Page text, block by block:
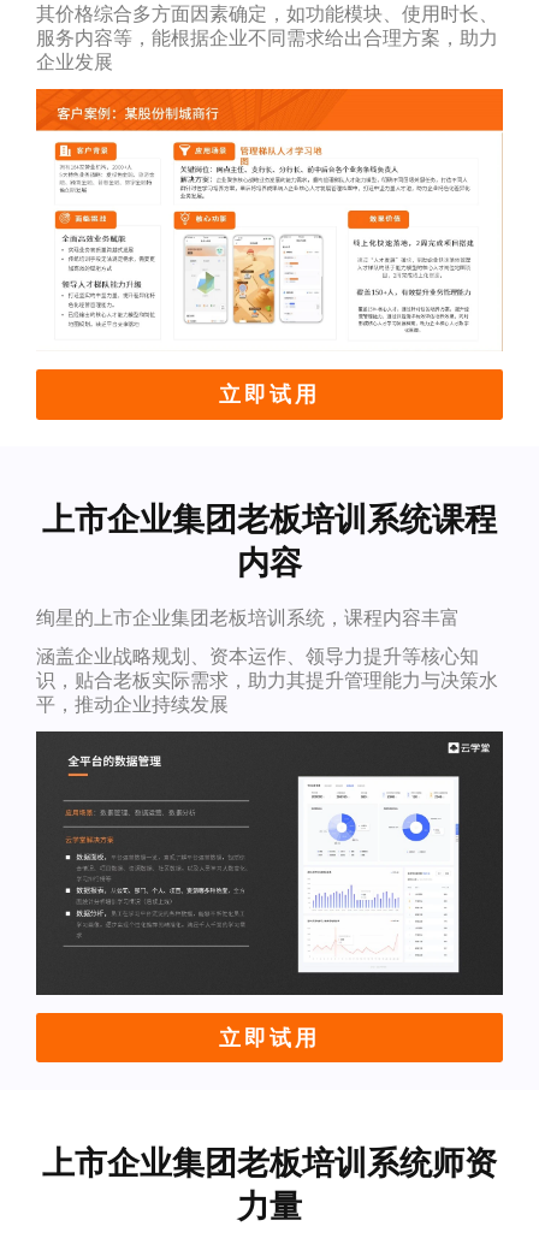
其价格综合多方面因素确定，如功能模块、使用时长、
服务内容等，能根据企业不同需求给出合理方案，助力
企业发展
立即试用
上市企业集团老板培训系统课程
内容
绚星的上市企业集团老板培训系统，课程内容丰富
涵盖企业战略规划、资本运作、领导力提升等核心知
识，贴合老板实际需求，助力其提升管理能力与决策水
平，推动企业持续发展
立即试用
上市企业集团老板培训系统师资
力量